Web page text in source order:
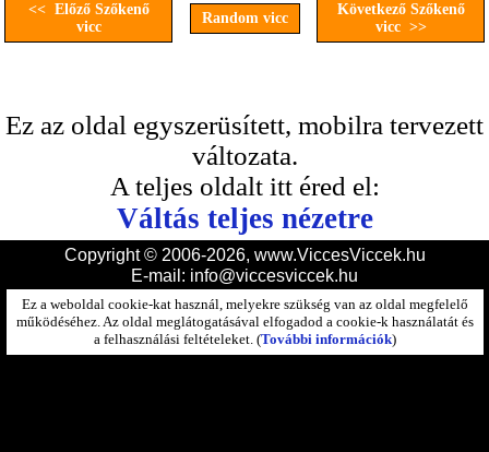
<< Előző Szőkenő
vicc
Random vicc
Következő Szőkenő
vicc >>
Ez az oldal egyszerüsített, mobilra tervezett
változata.
A teljes oldalt itt éred el:
Váltás teljes nézetre
Copyright © 2006-2026, www.ViccesViccek.hu
E-mail: info@viccesviccek.hu
Ez a weboldal cookie-kat használ, melyekre szükség van az oldal megfelelő
működéséhez. Az oldal meglátogatásával elfogadod a cookie-k használatát és
a felhasználási feltételeket. (További információk)